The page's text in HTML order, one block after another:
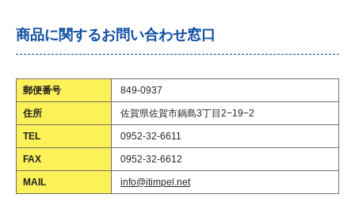
商品に関するお問い合わせ窓口
郵便番号 849-0937
住所 佐賀県佐賀市鍋島3丁目2−19−2
TEL 0952-32-6611
FAX 0952-32-6612
MAIL info@itimpel.net